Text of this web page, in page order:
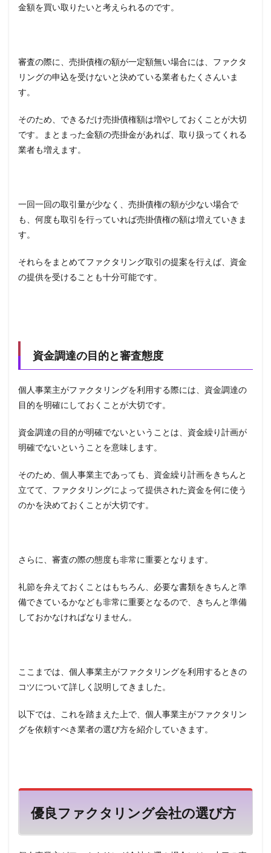
金額を買い取りたいと考えられるのです。
審査の際に、売掛債権の額が一定額無い場合には、ファクタ
リングの申込を受けないと決めている業者もたくさんいま
す。
そのため、できるだけ売掛債権額は増やしておくことが大切
です。まとまった金額の売掛金があれば、取り扱ってくれる
業者も増えます。
一回一回の取引量が少なく、売掛債権の額が少ない場合で
も、何度も取引を行っていれば売掛債権の額は増えていきま
す。
それらをまとめてファクタリング取引の提案を行えば、資金
の提供を受けることも十分可能です。
資金調達の目的と審査態度
個人事業主がファクタリングを利用する際には、資金調達の
目的を明確にしておくことが大切です。
資金調達の目的が明確でないということは、資金繰り計画が
明確でないということを意味します。
そのため、個人事業主であっても、資金繰り計画をきちんと
立てて、ファクタリングによって提供された資金を何に使う
のかを決めておくことが大切です。
さらに、審査の際の態度も非常に重要となります。
礼節を弁えておくことはもちろん、必要な書類をきちんと準
備できているかなども非常に重要となるので、きちんと準備
しておかなければなりません。
ここまでは、個人事業主がファクタリングを利用するときの
コツについて詳しく説明してきました。
以下では、これを踏まえた上で、個人事業主がファクタリン
グを依頼すべき業者の選び方を紹介していきます。
優良ファクタリング会社の選び方